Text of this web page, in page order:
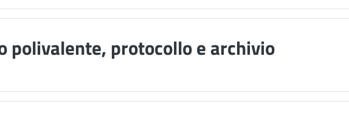
polivalente, protocollo e archivio